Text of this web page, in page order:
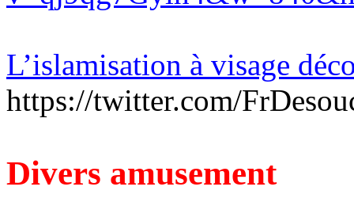
L’islamisation à visage
https://twitter.com/
Divers amusement